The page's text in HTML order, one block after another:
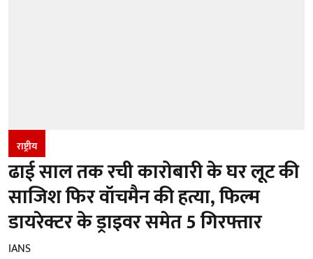
राष्ट्रीय
ढाई साल तक रची कारोबारी के घर लूट की
साजिश फिर वॉचमैन की हत्या, फिल्म
डायरेक्टर के ड्राइवर समेत 5 गिरफ्तार
IANS